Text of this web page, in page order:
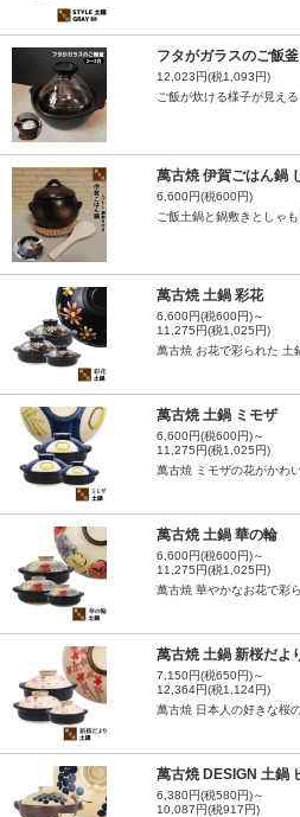
フタがガラスのご飯
12,023円(税1,093円)
ご飯が炊ける様子が見え
萬古焼 伊賀ごはん鍋
6,600円(税600円)
ご飯土鍋と鍋敷きとしゃ
萬古焼 土鍋 彩花
6,600円(税600円)～
11,275円(税1,025円)
萬古焼 お花で彩られた 土
萬古焼 土鍋 ミモザ
6,600円(税600円)～
11,275円(税1,025円)
萬古焼 ミモザの花がかわ
萬古焼 土鍋 華の輪
6,600円(税600円)～
11,275円(税1,025円)
萬古焼 華やかなお花で彩
萬古焼 土鍋 新桜だよ
7,150円(税650円)～
12,364円(税1,124円)
萬古焼 日本人の好きな桜
萬古焼 DESIGN 土鍋
6,380円(税580円)～
10,087円(税917円)